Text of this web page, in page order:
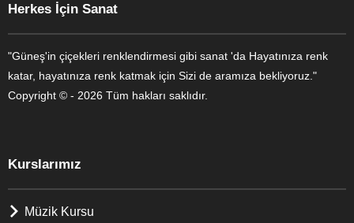
Herkes İçin Sanat
"Güneş'in çiçekleri renklendirmesi gibi sanat 'da Hayatınıza renk
katar, hayatınıza renk katmak için Sizi de aramıza bekliyoruz."
Copyright © - 2026 Tüm hakları saklıdır.
Kurslarımız
Müzik Kursu